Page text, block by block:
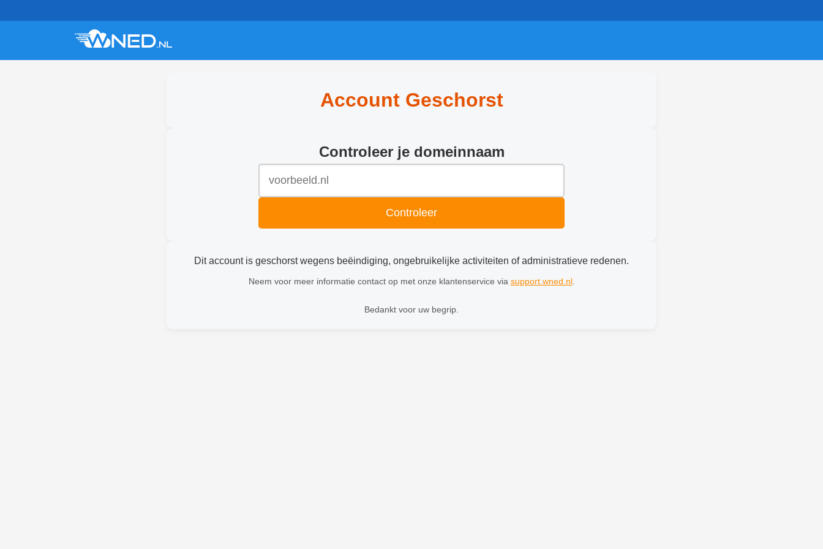
Account Geschorst
Controleer je domeinnaam
Controleer
Dit account is geschorst wegens beëindiging, ongebruikelijke activiteiten of administratieve redenen.
Neem voor meer informatie contact op met onze klantenservice via support.wned.nl.
Bedankt voor uw begrip.